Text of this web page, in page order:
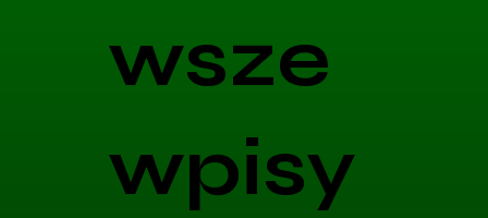
wsze
wpisy